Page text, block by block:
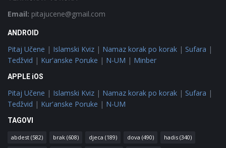
Email: pitajucene@gmail.com
ANDROID
Pitaj Učene | Islamski Kviz | Namaz korak po korak | Sufara |
Tedžvid | Kur'anske Poruke | N-UM | Minber
APPLE iOS
Pitaj Učene | Islamski Kviz | Namaz korak po korak | Sufara |
Tedžvid | Kur'anske Poruke | N-UM
TAGOVI
abdest (582) brak (608) djeca (189) dova (490) hadis (340)